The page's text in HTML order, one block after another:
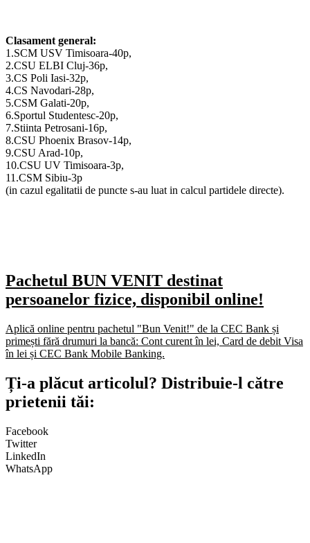
Clasament general:
1.SCM USV Timisoara-40p,
2.CSU ELBI Cluj-36p,
3.CS Poli Iasi-32p,
4.CS Navodari-28p,
5.CSM Galati-20p,
6.Sportul Studentesc-20p,
7.Stiinta Petrosani-16p,
8.CSU Phoenix Brasov-14p,
9.CSU Arad-10p,
10.CSU UV Timisoara-3p,
11.CSM Sibiu-3p
(in cazul egalitatii de puncte s-au luat in calcul partidele directe).
Pachetul BUN VENIT destinat
persoanelor fizice, disponibil online!
Aplică online pentru pachetul "Bun Venit!" de la CEC Bank și
primești fără drumuri la bancă: Cont curent în lei, Card de debit Visa
în lei și CEC Bank Mobile Banking.​
Ți-a plăcut articolul? Distribuie-l către
prietenii tăi:
Facebook
Twitter
LinkedIn
WhatsApp